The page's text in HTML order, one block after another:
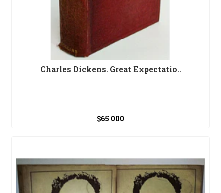
Charles Dickens. Great Expectatio..
$65.000